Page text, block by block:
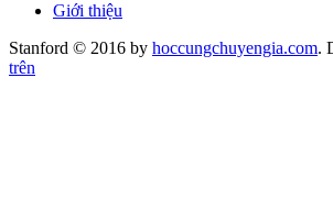
Giới thiệu
Stanford © 2016 by hoccungchuyengia.com.
trên